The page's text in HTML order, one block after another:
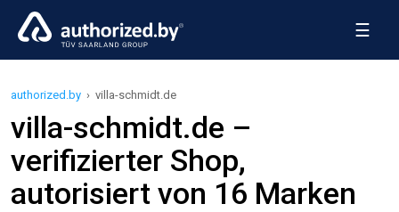
☰
authorized.by › villa-schmidt.de
villa-schmidt.de –
verifizierter Shop,
autorisiert von 16 Marken